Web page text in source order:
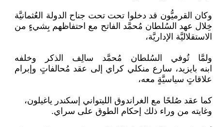
وكان القرميُّون قد دخلوا تحت تحت جناح الدولة العُثمانيَّة
خِلال عهد السُلطان مُحمَّد الفاتح مع احتفاظهم بِشيءٍ من
الاستقلاليَّة الإداريَّة،
ولمَّا تُوفي السُلطان مُحمَّد سالِف الذكر وخلفه
ابنه بايزيد، سارع منكلي كراي إلى عقد مُحالفاتٍ وإبرام
علاقاتٍ سياسيَّةٍ معه،
كما عقد صُلحًا مع الغراندوق الليتواني إسكندر ياغيلون،
وغايته من وراء ذلك إحكام الطوق على سراي.